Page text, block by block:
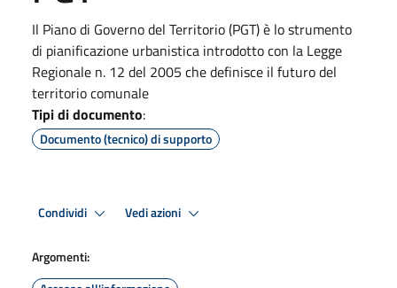
Il Piano di Governo del Territorio (PGT) è lo strumento
di pianificazione urbanistica introdotto con la Legge
Regionale n. 12 del 2005 che definisce il futuro del
territorio comunale
Tipi di documento:
Documento (tecnico) di supporto
Condividi Vedi azioni
Argomenti: